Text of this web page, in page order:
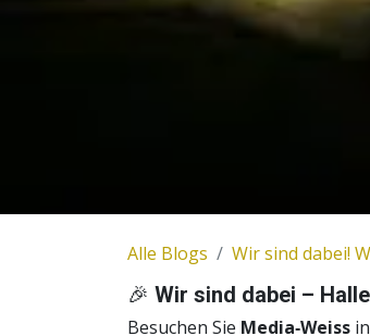
Alle Blogs Wir sind dabei!
🎉 Wir sind dabei – Halle
Besuchen Sie Media‑Weiss in